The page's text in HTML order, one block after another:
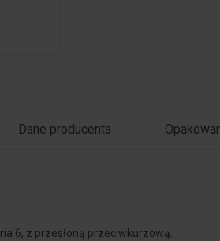
Dane producenta
6, z przesłoną przeciwkurzową.